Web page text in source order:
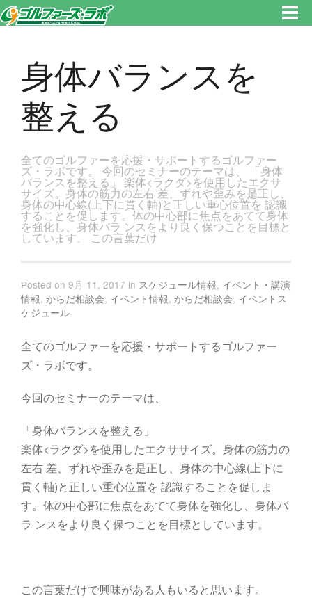
にゴルフレッスン！
身体バランスを
整える
全てのゴルファーを応援・サポートするゴルファー
ズ・ラボです。 今回のセミナーのテーマは、 「身体
バランスを整える」 楽体<ラクダ>を使用したエクサ
サイズ。身体の筋力の左右 差、ずれや歪みを是正し、
身体の中心線(上下に貫く軸)と正しい重心位置を 認識
することを促します。体の中心部に焦点をあてて身体
を強化し、身体バラ ンスをより良く保つことを目標と
しています。 この言葉だけ
Posted on 9月 11, 2017 in スケジュール情報, イベント・講演
情報, からだ相談会, イベント情報, からだ相談会, イベントス
ケジュール
全てのゴルファーを応援・サポートするゴルファー
ズ・ラボです。
今回のセミナーのテーマは、
「身体バランスを整える」
楽体<ラクダ>を使用したエクササイズ。身体の筋力の
左右 差、ずれや歪みを是正し、身体の中心線(上下に
貫く軸)と正しい重心位置を 認識することを促しま
す。体の中心部に焦点をあてて身体を強化し、身体バ
ラ ンスをより良く保つことを目標としています。
この言葉だけで興味がある人もいると思います。